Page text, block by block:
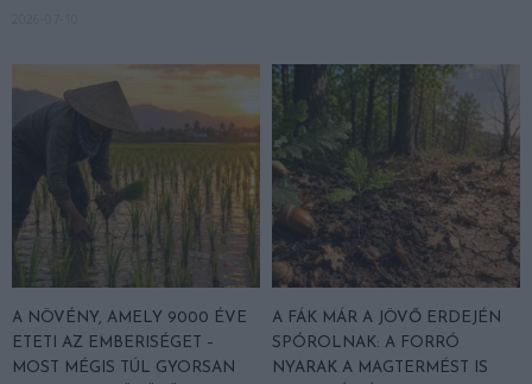
A NÖVÉNY, AMELY 9000 ÉVE
ETETI AZ EMBERISÉGET –
MOST MÉGIS TÚL GYORSAN
A FÁK MÁR A JÖVŐ ERDEJÉN
SPÓROLNAK: A FORRÓ
NYARAK A MAGTERMÉST IS